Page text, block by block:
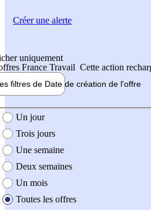
uniquement
France Travail Cette action
filtres de Date de création de l'offre
création de l'offre
Un jour
Trois jours
Une semaine
Deux semaines
Un mois
Toutes les offres
Créer une alerte